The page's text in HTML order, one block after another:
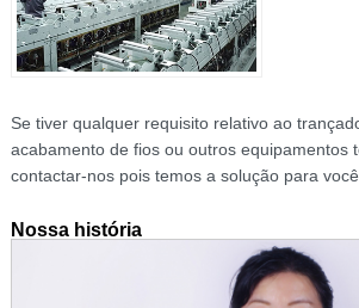
Se tiver qualquer requisito relativo ao
acabamento de fios ou outros equipamentos
contactar-nos pois temos a solução para
Nossa história